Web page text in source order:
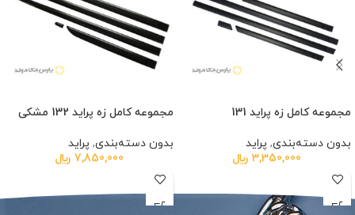
مجموعه کامل زه پراید 131
بدون دسته‌بندی, پراید
3,350,000 ﷼
مجموعه کامل زه پراید 132 مشکی
بدون دسته‌بندی, پراید
7,850,000 ﷼